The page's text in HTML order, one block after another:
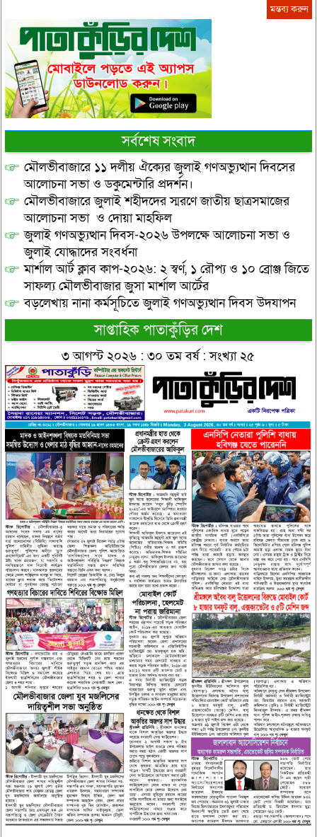
সর্বশেষ সংবাদ
মৌলভীবাজারে ১১ দলীয় ঐক্যের জুলাই গণঅভ্যুত্থান দিবসের
আলোচনা সভা ও ডকুমেন্টারি প্রদর্শন।
মৌলভীবাজারে জুলাই শহীদদের স্মরণে জাতীয় ছাত্রসমাজের
আলোচনা সভা ও দোয়া মাহফিল
জুলাই গণঅভ্যুত্থান দিবস-২০২৬ উপলক্ষে আলোচনা সভা ও
জুলাই যোদ্ধাদের সংবর্ধনা
মার্শাল আর্ট ক্লাব কাপ-২০২৬: ২ স্বর্ণ, ১ রৌপ্য ও ১০ ব্রোঞ্জ জিতে
সাফল্য মৌলভীবাজার জুসা মার্শাল আর্টের
বড়লেখায় নানা কর্মসূচিতে জুলাই গণঅভ্যুত্থান দিবস উদযাপন
সাপ্তাহিক পাতাকুঁড়ির দেশ
৩ আগস্ট ২০২৬ : ৩০ তম বর্ষ : সংখ্যা ২৫